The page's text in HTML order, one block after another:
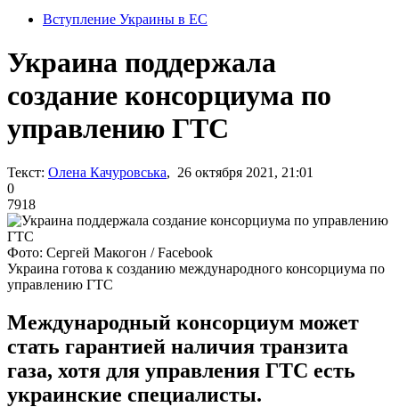
Вступление Украины в ЕС
Украина поддержала
создание консорциума по
управлению ГТС
Текст: Олена Качуровська, 26 октября 2021, 21:01
0
7918
Фото: Сергей Макогон / Facebook
Украина готова к созданию международного консорциума по
управлению ГТС
Международный консорциум может
стать гарантией наличия транзита
газа, хотя для управления ГТС есть
украинские специалисты.